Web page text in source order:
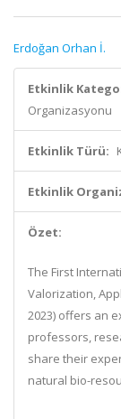
Erdoğan Orhan İ.
Etkinlik
Organizasyonu
Etkinlik Türü:
Etkinlik
Özet:
The First
Valorization,
2023) offers an
professors,
share their
natural bio-